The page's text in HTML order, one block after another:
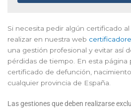
Si necesita pedir algún certificado
realizar en nuestra web
una gestión profesional y evitar así
pérdidas de tiempo. En esta página
certificado de defunción,
cualquier provincia de España.
Las gestiones que deben realizarse